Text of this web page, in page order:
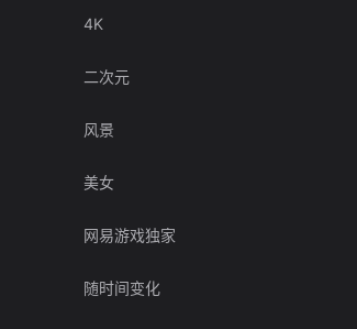
4K
二次元
风景
美女
网易游戏独家
随时间变化